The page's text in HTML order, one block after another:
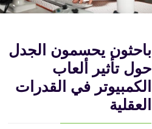
باحثون يحسمون الجدل
حول تأثير ألعاب
الكمبيوتر في القدرات
العقلية